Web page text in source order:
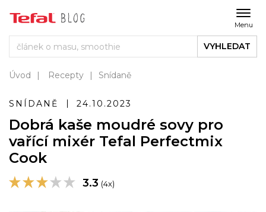
Menu
VYHLEDAT
Úvod Recepty Snídaně
SNÍDANĚ 24.10.2023
Dobrá kaše moudré sovy pro
vařící mixér Tefal Perfectmix
Cook
3.3 (4x)